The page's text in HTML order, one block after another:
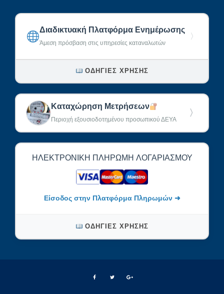
Διαδικτυακή Πλατφόρμα Ενημέρωσης
Άμεση πρόσβαση στις υπηρεσίες καταναλωτών
〉
ΟΔΗΓΊΕΣ ΧΡΉΣΗΣ
Καταχώρηση Μετρήσεων
Περιοχή εξουσιοδοτημένου προσωπικού ΔΕΥΑ
〉
ΗΛΕΚΤΡΟΝΙΚΉ ΠΛΗΡΩΜΉ ΛΟΓΑΡΙΑΣΜΟΎ
Είσοδος στην Πλατφόρμα Πληρωμών ➜
ΟΔΗΓΊΕΣ ΧΡΉΣΗΣ